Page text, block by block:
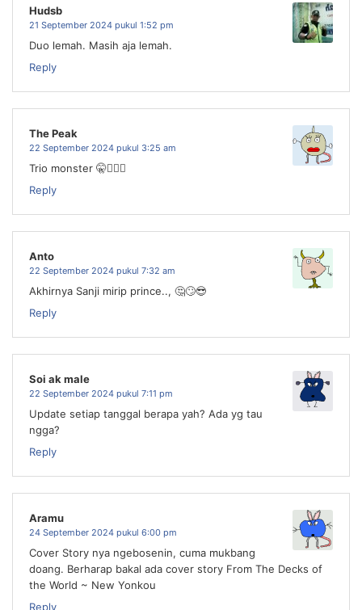
Hudsb
21 September 2024 pukul 1:52 pm
Duo lemah. Masih aja lemah.
Reply
The Peak
22 September 2024 pukul 3:25 am
Trio monster 🤫🧏🏻‍♂️
Reply
Anto
22 September 2024 pukul 7:32 am
Akhirnya Sanji mirip prince.., 🤔🙄😎
Reply
Soi ak male
22 September 2024 pukul 7:11 pm
Update setiap tanggal berapa yah? Ada yg tau
ngga?
Reply
Aramu
24 September 2024 pukul 6:00 pm
Cover Story nya ngebosenin, cuma mukbang
doang. Berharap bakal ada cover story From The Decks of
the World ~ New Yonkou
Reply